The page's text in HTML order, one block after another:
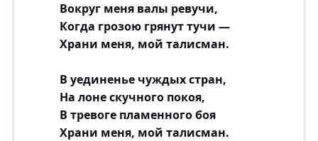
Вокруг меня валы ревучи,
Когда грозою грянут тучи —
Храни меня, мой талисман.
В уединенье чуждых стран,
На лоне скучного покоя,
В тревоге пламенного боя
Храни меня, мой талисман.